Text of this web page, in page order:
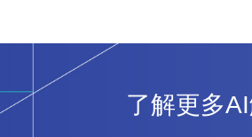
了解更多